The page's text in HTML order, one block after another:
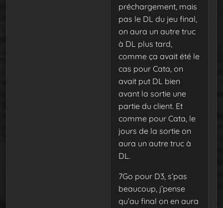
préchargement, mais
pas le DL du jeu final,
on aura un autre truc
à DL plus tard,
comme ça avait été le
cas pour Cata, on
avait put DL bien
avant la sortie une
partie du client. Et
comme pour Cata, le
jours de la sortie on
aura un autre truc à
DL.
7Go pour D3, s’pas
beaucoup, j’pense
qu’au final on en aura